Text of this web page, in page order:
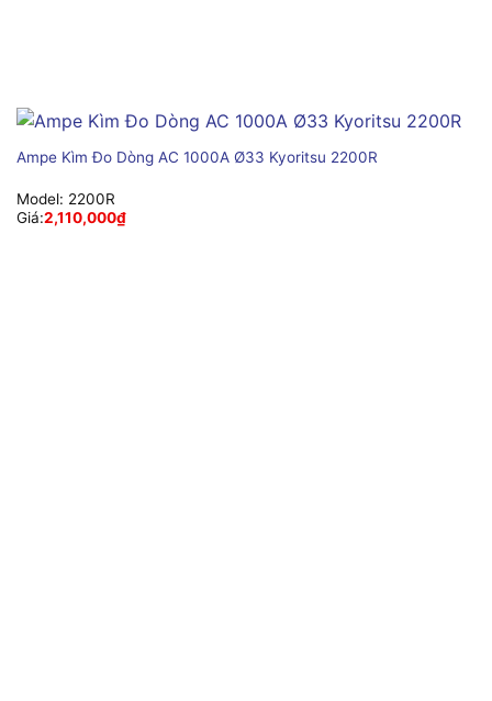
Ampe Kìm Đo Dòng AC 1000A Ø33 Kyoritsu 2200R
Model: 2200R
Giá:2,110,000₫